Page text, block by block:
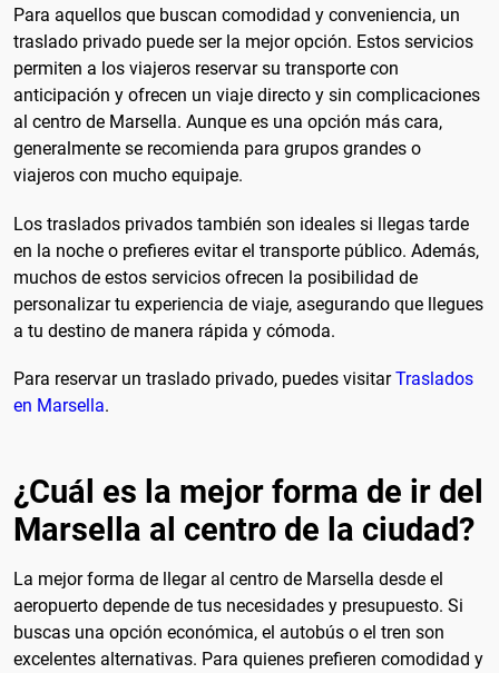
Para aquellos que buscan comodidad y conveniencia, un
traslado privado puede ser la mejor opción. Estos servicios
permiten a los viajeros reservar su transporte con
anticipación y ofrecen un viaje directo y sin complicaciones
al centro de Marsella. Aunque es una opción más cara,
generalmente se recomienda para grupos grandes o
viajeros con mucho equipaje.
Los traslados privados también son ideales si llegas tarde
en la noche o prefieres evitar el transporte público. Además,
muchos de estos servicios ofrecen la posibilidad de
personalizar tu experiencia de viaje, asegurando que llegues
a tu destino de manera rápida y cómoda.
Para reservar un traslado privado, puedes visitarTraslados
en Marsella.
¿Cuál es la mejor forma de ir del
Marsella al centro de la ciudad?
La mejor forma de llegar al centro de Marsella desde el
aeropuerto depende de tus necesidades y presupuesto. Si
buscas una opción económica, el autobús o el tren son
excelentes alternativas. Para quienes prefieren comodidad y